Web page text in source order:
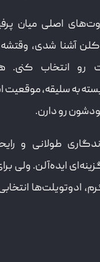
اصلی میان
آشنا شدی،
رو انتخاب کنی.
به سلیقه، موقعیت
رو دارن.
طولانی و
ایده‌آلن. ولی
ادوتویلت‌ها